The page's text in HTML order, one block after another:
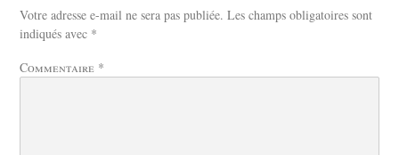
Votre adresse e-mail ne sera pas publiée. Les champs obligatoires sont
indiqués avec *
Commentaire *